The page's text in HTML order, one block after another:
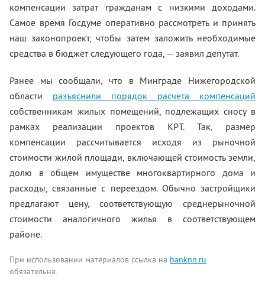
компенсации затрат гражданам с низкими доходами.
Самое время Госдуме оперативно рассмотреть и принять
наш законопроект, чтобы затем заложить необходимые
средства в бюджет следующего года, — заявил депутат.
Ранее мы сообщали, что в Минграде Нижегородской
области разъяснили порядок расчета компенсаций
собственникам жилых помещений, подлежащих сносу в
рамках реализации проектов КРТ. Так, размер
компенсации рассчитывается исходя из рыночной
стоимости жилой площади, включающей стоимость земли,
долю в общем имуществе многоквартирного дома и
расходы, связанные с переездом. Обычно застройщики
предлагают цену, соответствующую среднерыночной
стоимости аналогичного жилья в соответствующем
районе.
При использовании материалов ссылка на banknn.ru
обязательна.